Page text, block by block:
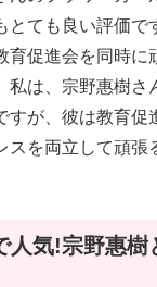
とても良い評価で
育促進会を同時に
私は、宗野惠樹さ
すが、彼は教育促
スを両立して頑張
人気!宗野惠樹